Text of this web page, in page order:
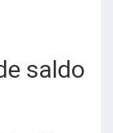
saldo